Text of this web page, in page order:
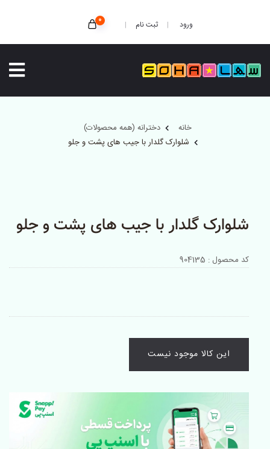
ورود ثبت نام 0
خانه
دخترانه (همه محصولات)
شلوارک گلدار با جیب های پشت و جلو
شلوارک گلدار با جیب های پشت و جلو
کد محصول : 904135
این کالا موجود نیست